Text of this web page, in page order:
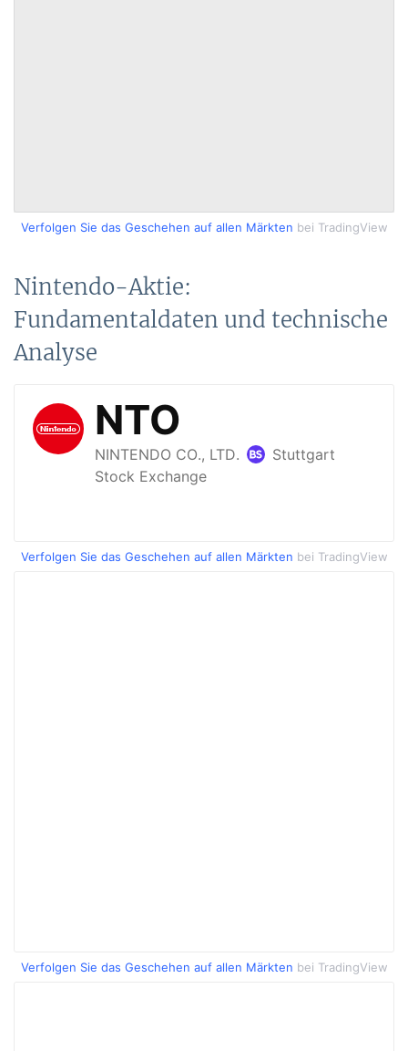
Verfolgen Sie das Geschehen auf allen Märkten bei TradingView
Nintendo-Aktie:
Fundamentaldaten und technische
Analyse
Verfolgen Sie das Geschehen auf allen Märkten bei TradingView
Verfolgen Sie das Geschehen auf allen Märkten bei TradingView